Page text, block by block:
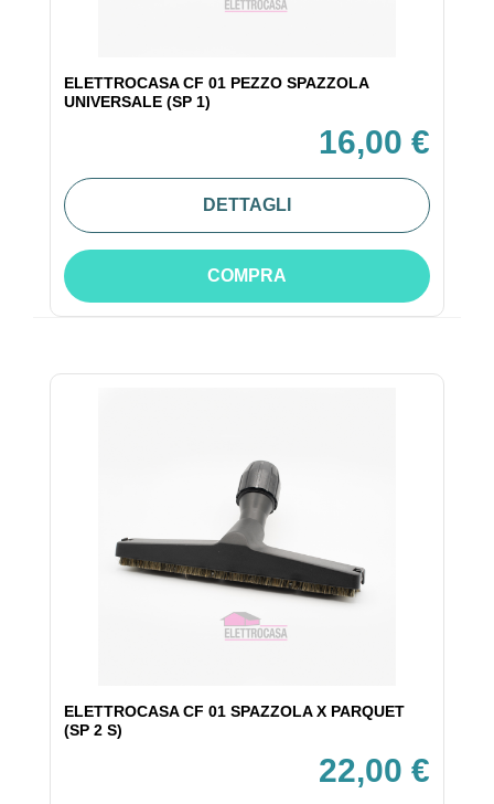
ELETTROCASA CF 01 PEZZO SPAZZOLA
UNIVERSALE (SP 1)
16,00 €
DETTAGLI
COMPRA
ELETTROCASA CF 01 SPAZZOLA X PARQUET
(SP 2 S)
22,00 €